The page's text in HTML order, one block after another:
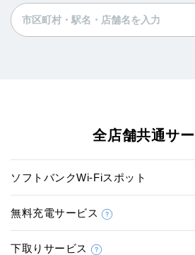
全店舗共通サ
ソフトバンクWi-Fiスポット
無料充電サービス
下取りサービス